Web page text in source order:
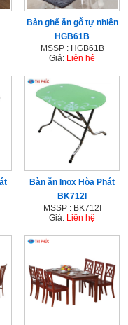
Bàn ghế ăn gỗ tự nhiên
HGB61B
MSSP : HGB61B
Giá: Liên hệ
Bàn ăn Inox Hòa Phát
BK712I
MSSP : BK712I
Giá: Liên hệ